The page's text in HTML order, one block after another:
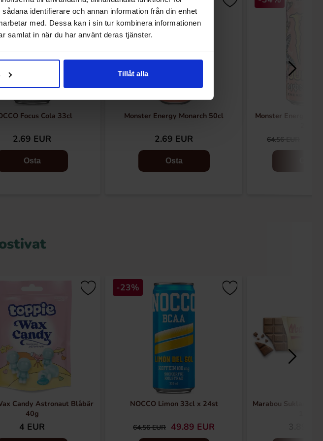
identifierare och annan information från din enhet
med. Dessa kan i sin tur kombinera informationen
samlat in när du har använt deras tjänster.
Tillåt alla
Focus Cola 33cl
2.69 EUR
Osta
Monster Energy Monarch 50cl
2.69 EUR
Osta
Monster Energy
64.56 EUR
Candy Astronaut Blåbär
40g
4 EUR
-23%
NOCCO Limon 33cl x 24st
64.56 EUR 49.89 EUR
Marabou